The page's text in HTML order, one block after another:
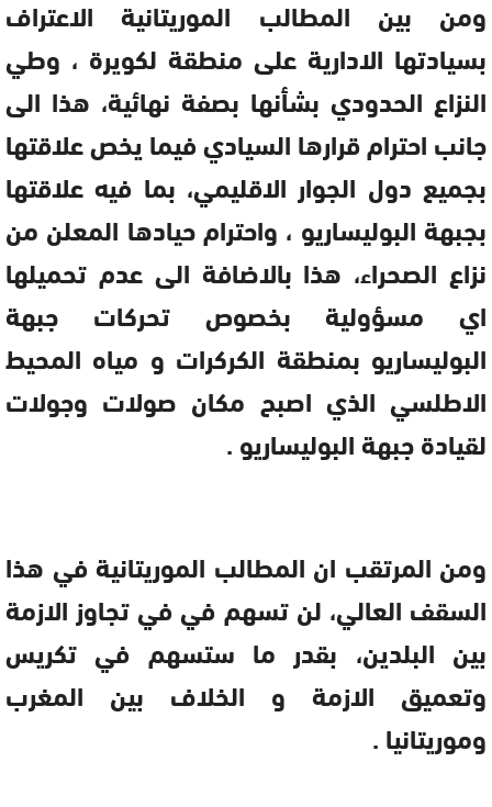
ومن بين المطالب الموريتانية الاعتراف
بسيادتها الادارية على منطقة لكويرة ، وطي
النزاع الحدودي بشأنها بصفة نهائية، هذا الى
جانب احترام قرارها السيادي فيما يخص علاقتها
بجميع دول الجوار الاقليمي، بما فيه علاقتها
بجبهة البوليساريو ، واحترام حيادها المعلن من
نزاع الصحراء، هذا بالاضافة الى عدم تحميلها
اي مسؤولية بخصوص تحركات جبهة
البوليساريو بمنطقة الكركرات و مياه المحيط
الاطلسي الذي اصبح مكان صولات وجولات
لقيادة جبهة البوليساريو .
ومن المرتقب ان المطالب الموريتانية في هذا
السقف العالي، لن تسهم في في تجاوز الازمة
بين البلدين، بقدر ما ستسهم في تكريس
وتعميق الازمة و الخلاف بين المغرب
وموريتانيا .